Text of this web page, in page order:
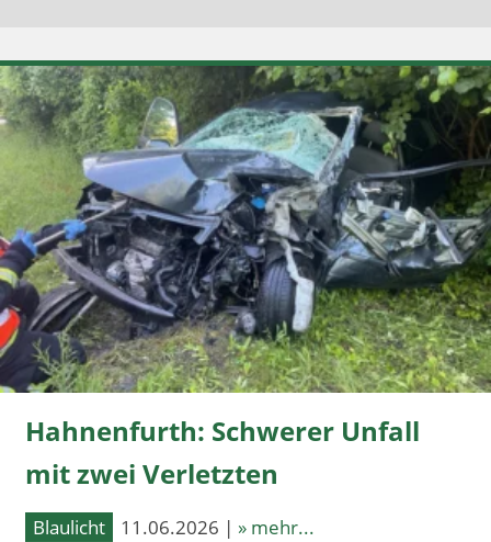
Hahnenfurth: Schwerer Unfall
mit zwei Verletzten
Blaulicht 11.06.2026 | » mehr...